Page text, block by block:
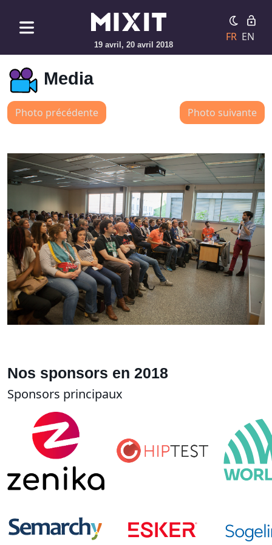
19 avril, 20 avril 2018
FR EN
Media
Photo précédente Photo suivante
Nos sponsors en 2018
Sponsors principaux